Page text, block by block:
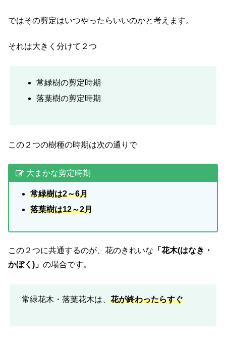
ではその剪定はいつやったらいいのかと考えます。
それは大きく分けて２つ
常緑樹の剪定時期
落葉樹の剪定時期
この２つの樹種の時期は次の通りで
大まかな剪定時期
常緑樹は2～6月
落葉樹は12～2月
この２つに共通するのが、花のきれいな 「花木(はなき・
かぼく)」 の場合です。
常緑花木・落葉花木は、 花が終わったらすぐ